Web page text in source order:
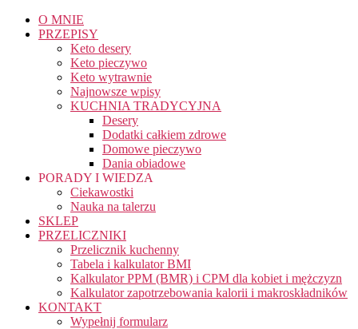
O MNIE
PRZEPISY
Keto desery
Keto pieczywo
Keto wytrawnie
Najnowsze wpisy
KUCHNIA TRADYCYJNA
Desery
Dodatki całkiem zdrowe
Domowe pieczywo
Dania obiadowe
PORADY I WIEDZA
Ciekawostki
Nauka na talerzu
SKLEP
PRZELICZNIKI
Przelicznik kuchenny
Tabela i kalkulator BMI
Kalkulator PPM (BMR) i CPM dla kobiet i mężczyzn
Kalkulator zapotrzebowania kalorii i makroskładników
KONTAKT
Wypełnij formularz